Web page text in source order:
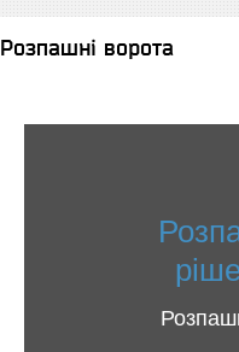
Розпашні ворота